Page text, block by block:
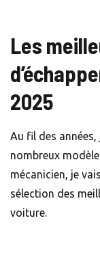
Les
2025
Au fil des années,
nombreux
mécanicien, je
sélection des
voiture.